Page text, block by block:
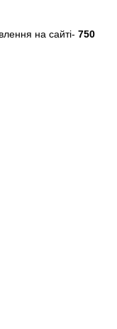
на сайті- 750